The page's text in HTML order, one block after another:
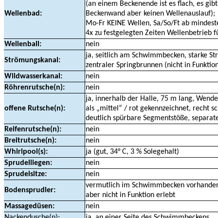
Wellenbad:
(an einem Beckenende ist es flach, es
Beckenwand aber keinen Wellenauslauf);
Mo-Fr KEINE Wellen, Sa/So/Ft ab
4x zu festgelegten Zeiten Wellenbetrieb
Wellenball:
nein
Strömungskanal:
ja, seitlich am Schwimmbecken, starke
zentraler Springbrunnen (nicht in
Wildwasserkanal:
nein
Röhrenrutsche(n):
nein
offene Rutsche(n):
ja, innerhalb der Halle, 75 m lang,
als „mittel“ / rot gekennzeichnet, recht
deutlich spürbare Segmentstöße,
Reifenrutsche(n):
nein
Breitrutsche(n):
nein
Whirlpool(s):
ja (gut, 34° C, 3 % Solegehalt)
Sprudelliegen:
nein
Sprudelsitze:
nein
Bodensprudler:
vermutlich im Schwimmbecken
aber nicht in Funktion erlebt
Massagedüsen:
nein